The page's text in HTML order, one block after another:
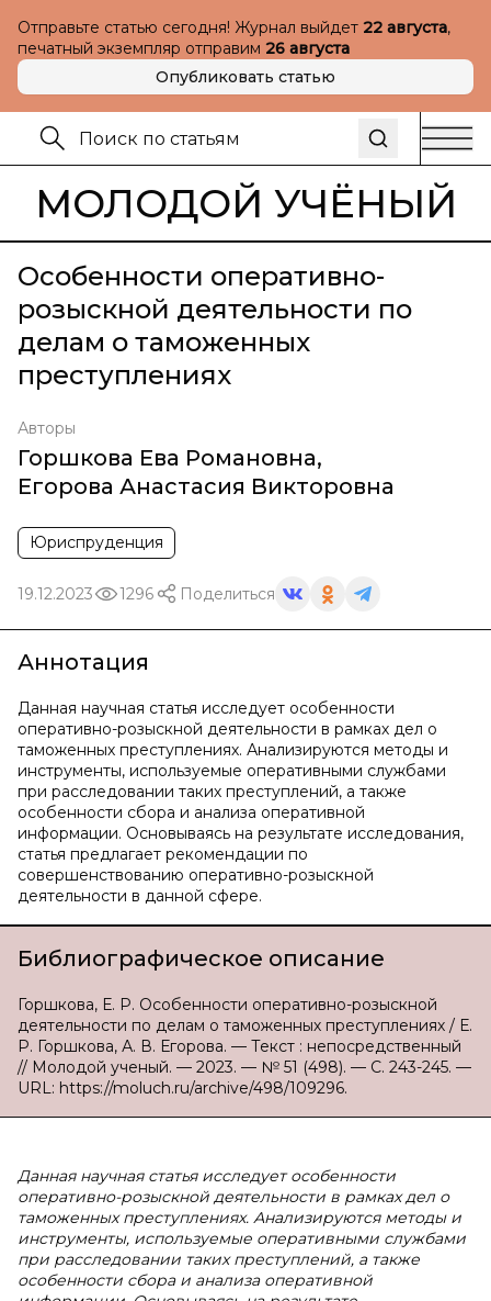
Отправьте статью сегодня! Журнал выйдет 22 августа,
печатный экземпляр отправим 26 августа
Опубликовать статью
МОЛОДОЙ УЧЁНЫЙ
Особенности оперативно-
розыскной деятельности по
делам о таможенных
преступлениях
Авторы
Горшкова Ева Романовна,
Егорова Анастасия Викторовна
Юриспруденция
19.12.2023 1296 Поделиться
Аннотация
Данная научная статья исследует особенности
оперативно-розыскной деятельности в рамках дел о
таможенных преступлениях. Анализируются методы и
инструменты, используемые оперативными службами
при расследовании таких преступлений, а также
особенности сбора и анализа оперативной
информации. Основываясь на результате исследования,
статья предлагает рекомендации по
совершенствованию оперативно-розыскной
деятельности в данной сфере.
Библиографическое описание
Горшкова, Е. Р. Особенности оперативно-розыскной
деятельности по делам о таможенных преступлениях / Е.
Р. Горшкова, А. В. Егорова. — Текст : непосредственный
// Молодой ученый. — 2023. — № 51 (498). — С. 243-245. —
URL: https://moluch.ru/archive/498/109296.
Данная научная статья исследует особенности
оперативно-розыскной деятельности в рамках дел о
таможенных преступлениях. Анализируются методы и
инструменты, используемые оперативными службами
при расследовании таких преступлений, а также
особенности сбора и анализа оперативной